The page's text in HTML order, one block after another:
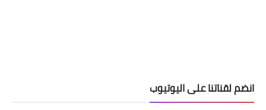
انضم لقناتنا على اليوتيوب